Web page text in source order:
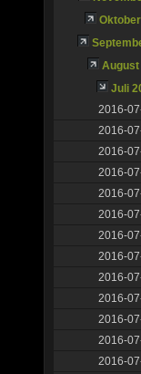
August
Juli
2016-
2016-
2016-
2016-
2016-
2016-
2016-
2016-
2016-
2016-
2016-
2016-
2016-